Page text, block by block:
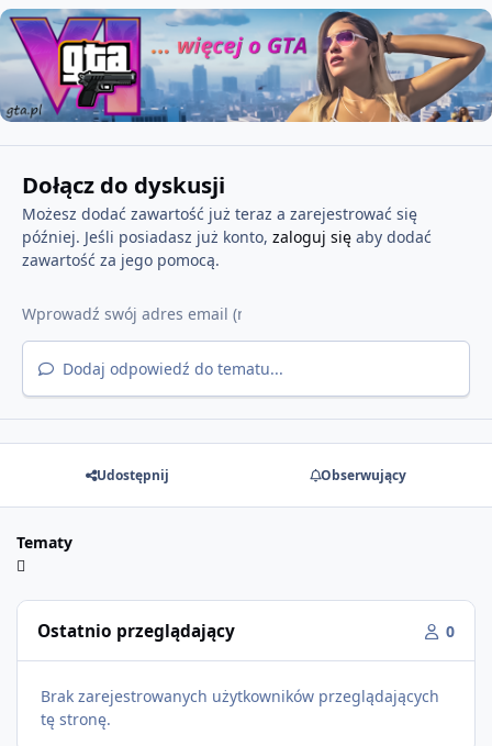
Dołącz do dyskusji
Możesz dodać zawartość już teraz a zarejestrować się
później. Jeśli posiadasz już konto, zaloguj sięaby dodać
zawartość za jego pomocą.
Dodaj odpowiedź do tematu...
Udostępnij Obserwujący
Tematy
Ostatnio przeglądający 0
Brak zarejestrowanych użytkowników przeglądających
tę stronę.